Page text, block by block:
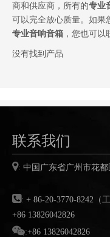
商和供应商，所有的专业
可以完全放心质量。如果
专业音响音箱 ，您也可以
没有找到产品
联系我们
: 中国广东省广州市花都
: + 86-20-3770-8242（
+86 13826042826
:+86 13826042826